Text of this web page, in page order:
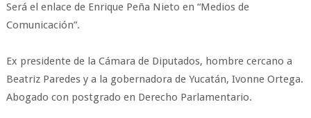
Será el enlace de Enrique Peña Nieto en “Medios de
Comunicación”.
Ex presidente de la Cámara de Diputados, hombre cercano a
Beatriz Paredes y a la gobernadora de Yucatán, Ivonne Ortega.
Abogado con postgrado en Derecho Parlamentario.